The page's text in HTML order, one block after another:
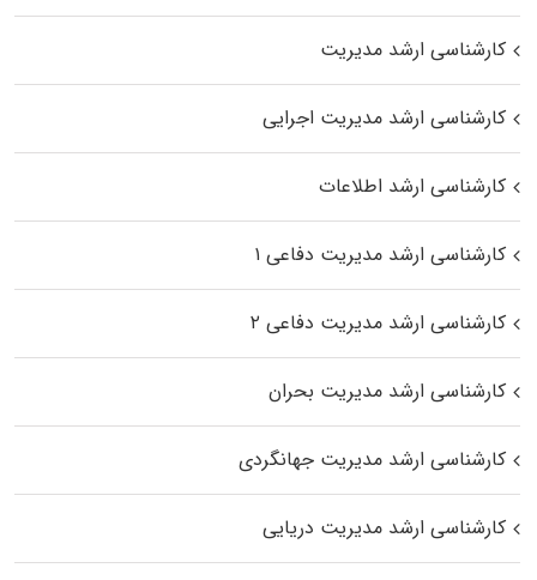
کارشناسی ارشد مدیریت
کارشناسی ارشد مدیریت اجرایی
کارشناسی ارشد اطلاعات
کارشناسی ارشد مدیریت دفاعی ۱
کارشناسی ارشد مدیریت دفاعی ۲
کارشناسی ارشد مدیریت بحران
کارشناسی ارشد مدیریت جهانگردی
کارشناسی ارشد مدیریت دریایی